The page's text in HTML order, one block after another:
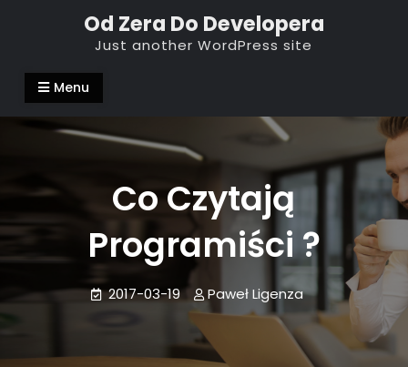
Od Zera Do Developera
Just another WordPress site
Menu
Co Czytają
Programiści ?
2017-03-19 Paweł Ligenza